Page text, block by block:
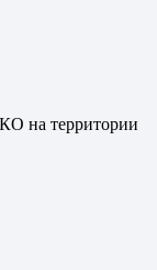
на территории